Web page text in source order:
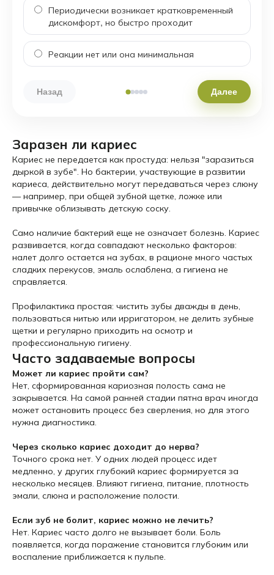
Периодически возникает кратковременный
дискомфорт, но быстро проходит
Реакции нет или она минимальная
Назад Далее
Заразен ли кариес
Кариес не передается как простуда: нельзя "заразиться
дыркой в зубе". Но бактерии, участвующие в развитии
кариеса, действительно могут передаваться через слюну
— например, при общей зубной щетке, ложке или
привычке облизывать детскую соску.
Само наличие бактерий еще не означает болезнь. Кариес
развивается, когда совпадают несколько факторов:
налет долго остается на зубах, в рационе много частых
сладких перекусов, эмаль ослаблена, а гигиена не
справляется.
Профилактика простая: чистить зубы дважды в день,
пользоваться нитью или ирригатором, не делить зубные
щетки и регулярно приходить на осмотр и
профессиональную гигиену.
Часто задаваемые вопросы
Может ли кариес пройти сам?
Нет, сформированная кариозная полость сама не
закрывается. На самой ранней стадии пятна врач иногда
может остановить процесс без сверления, но для этого
нужна диагностика.
Через сколько кариес доходит до нерва?
Точного срока нет. У одних людей процесс идет
медленно, у других глубокий кариес формируется за
несколько месяцев. Влияют гигиена, питание, плотность
эмали, слюна и расположение полости.
Если зуб не болит, кариес можно не лечить?
Нет. Кариес часто долго не вызывает боли. Боль
появляется, когда поражение становится глубоким или
воспаление приближается к пульпе.